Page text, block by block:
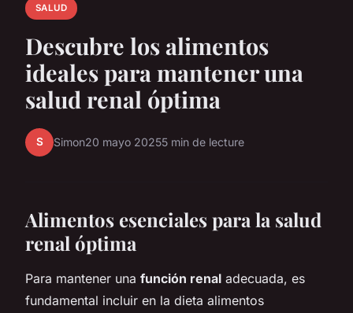
SALUD
Descubre los alimentos
ideales para mantener una
salud renal óptima
S Simon20 mayo 20255 min de lecture
Alimentos esenciales para la salud
renal óptima
Para mantener una función renal adecuada, es
fundamental incluir en la dieta alimentos